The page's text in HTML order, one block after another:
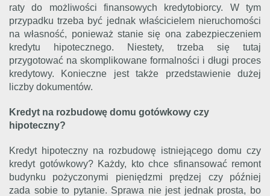
raty do możliwości finansowych kredytobiorcy. W tym
przypadku trzeba być jednak właścicielem nieruchomości
na własność, ponieważ stanie się ona zabezpieczeniem
kredytu hipotecznego. Niestety, trzeba się tutaj
przygotować na skomplikowane formalności i długi proces
kredytowy. Konieczne jest także przedstawienie dużej
liczby dokumentów.
Kredyt na rozbudowę domu gotówkowy czy
hipoteczny?
Kredyt hipoteczny na rozbudowę istniejącego domu czy
kredyt gotówkowy? Każdy, kto chce sfinansować remont
budynku pożyczonymi pieniędzmi prędzej czy później
zada sobie to pytanie. Sprawa nie jest jednak prosta, bo